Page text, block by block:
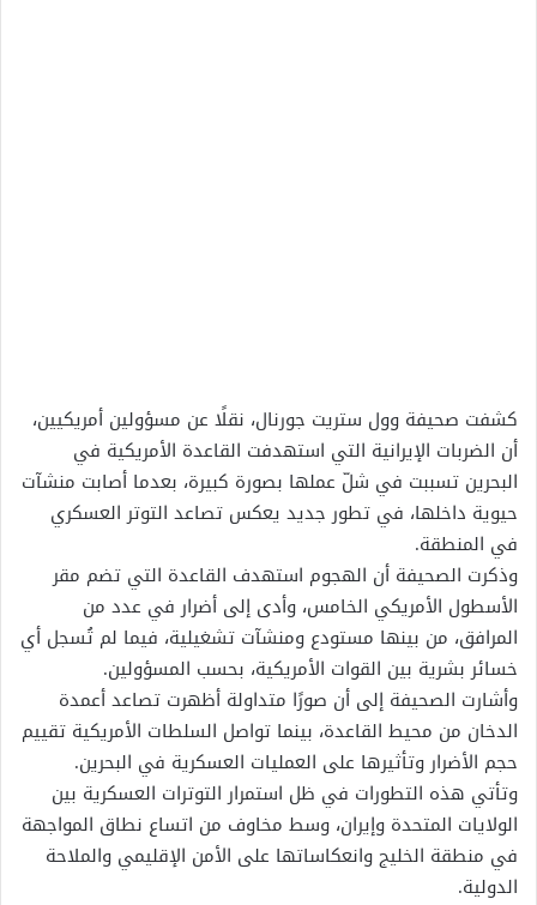
كشفت صحيفة وول ستريت جورنال، نقلًا عن مسؤولين أمريكيين،
أن الضربات الإيرانية التي استهدفت القاعدة الأمريكية في
البحرين تسببت في شلّ عملها بصورة كبيرة، بعدما أصابت منشآت
حيوية داخلها، في تطور جديد يعكس تصاعد التوتر العسكري
في المنطقة.
وذكرت الصحيفة أن الهجوم استهدف القاعدة التي تضم مقر
الأسطول الأمريكي الخامس، وأدى إلى أضرار في عدد من
المرافق، من بينها مستودع ومنشآت تشغيلية، فيما لم تُسجل أي
خسائر بشرية بين القوات الأمريكية، بحسب المسؤولين.
وأشارت الصحيفة إلى أن صورًا متداولة أظهرت تصاعد أعمدة
الدخان من محيط القاعدة، بينما تواصل السلطات الأمريكية تقييم
حجم الأضرار وتأثيرها على العمليات العسكرية في البحرين.
وتأتي هذه التطورات في ظل استمرار التوترات العسكرية بين
الولايات المتحدة وإيران، وسط مخاوف من اتساع نطاق المواجهة
في منطقة الخليج وانعكاساتها على الأمن الإقليمي والملاحة
الدولية.